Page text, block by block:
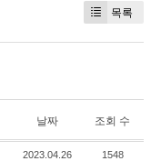
목록
날짜 조회 수
2023.04.26 1548